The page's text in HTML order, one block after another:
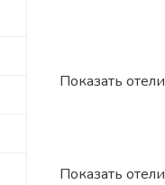
Показать отели
Показать отели